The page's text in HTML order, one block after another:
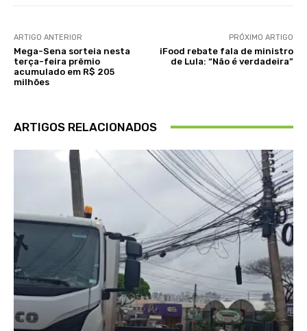
ARTIGO ANTERIOR
Mega-Sena sorteia nesta
terça-feira prêmio
acumulado em R$ 205
milhões
PRÓXIMO ARTIGO
iFood rebate fala de ministro
de Lula: “Não é verdadeira”
ARTIGOS RELACIONADOS